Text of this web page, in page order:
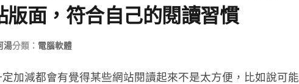
版面，符合自己的閱讀習慣
湯分類： 電腦軟體
加減都會有覺得某些網站閱讀起來不是太方便，比如說可能